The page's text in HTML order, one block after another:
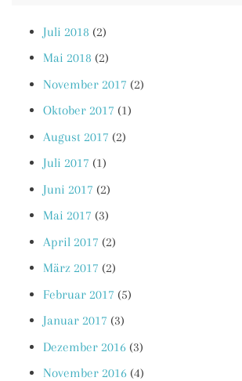
Juli 2018 (2)
Mai 2018 (2)
November 2017 (2)
Oktober 2017 (1)
August 2017 (2)
Juli 2017 (1)
Juni 2017 (2)
Mai 2017 (3)
April 2017 (2)
März 2017 (2)
Februar 2017 (5)
Januar 2017 (3)
Dezember 2016 (3)
November 2016 (4)